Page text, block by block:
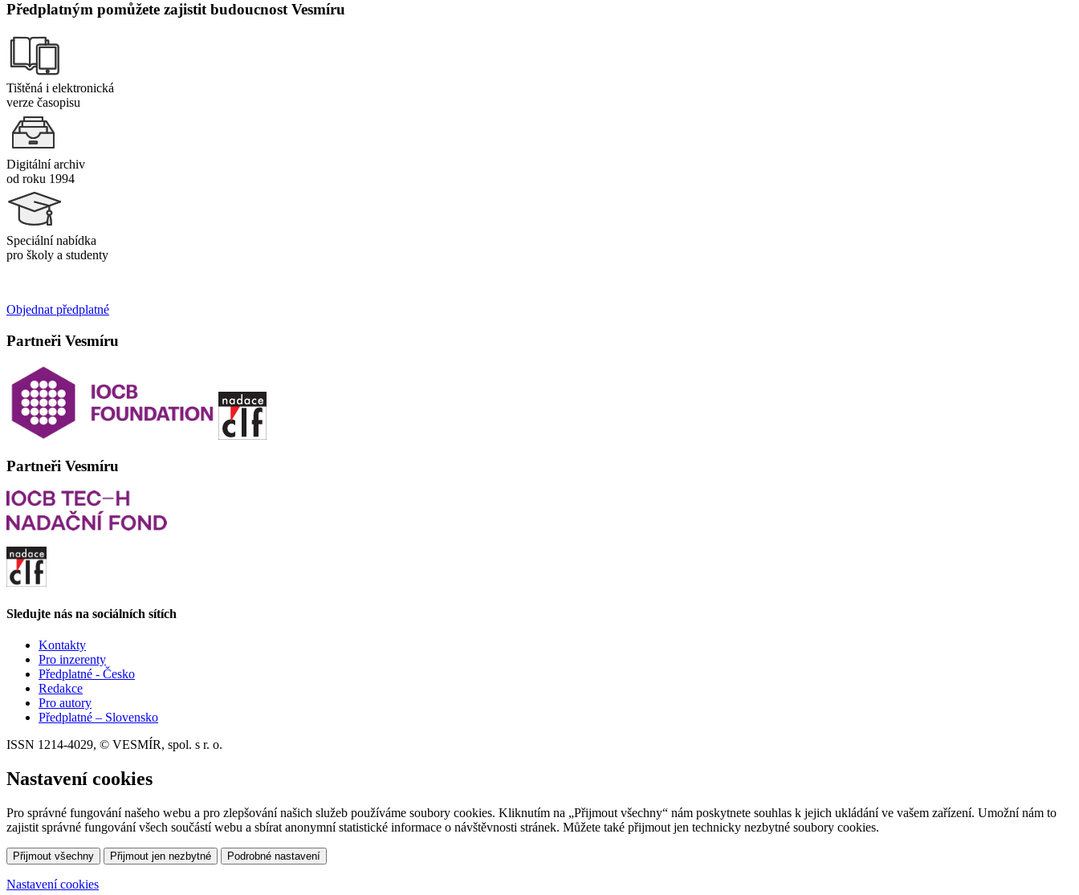
Předplatným pomůžete zajistit budoucnost Vesmíru
Tištěná i elektronická
verze časopisu
Digitální archiv
od roku 1994
Speciální nabídka
pro školy a studenty
Objednat předplatné
Partneři Vesmíru
Partneři Vesmíru
Sledujte nás na sociálních sítích
Kontakty
Pro inzerenty
Předplatné - Česko
Redakce
Pro autory
Předplatné – Slovensko
ISSN 1214-4029, © VESMÍR, spol. s r. o.
Nastavení cookies
Pro správné fungování našeho webu a pro zlepšování našich služeb používáme soubory cookies. Kliknutím na „Přijmout všechny“ nám poskytnete souhlas k jejich ukládání ve vašem zařízení. Umožní nám to
zajistit správné fungování všech součástí webu a sbírat anonymní statistické informace o návštěvnosti stránek. Můžete také přijmout jen technicky nezbytné soubory cookies.
Přijmout všechny Přijmout jen nezbytné Podrobné nastavení
Nastavení cookies